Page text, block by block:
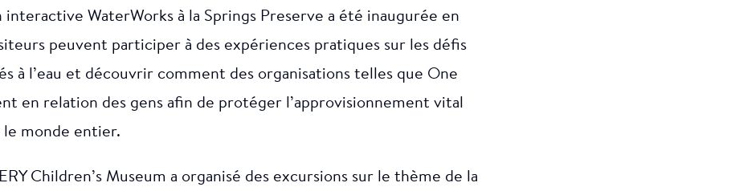
interactive WaterWorks à la Springs Preserve a été inaugurée en
peuvent participer à des expériences pratiques sur les défis
à l’eau et découvrir comment des organisations telles que One
en relation des gens afin de protéger l’approvisionnement vital
le monde entier.
Children’s Museum a organisé des excursions sur le thème de la